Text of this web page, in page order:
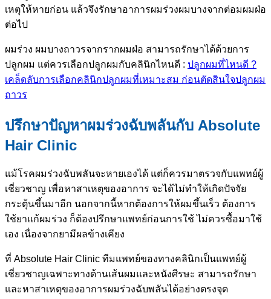
เหตุให้หายก่อน แล้วจึงรักษาอาการผมร่วงผมบางจากต่อมผมฝ่อ
ต่อไป
ผมร่วง ผมบางถาวรจากรากผมฝ่อ สามารถรักษาได้ด้วยการ
ปลูกผม แต่ควรเลือกปลูกผมกับคลินิกไหนดี : ปลูกผมที่ไหนดี ?
เคล็ดลับการเลือกคลินิกปลูกผมที่เหมาะสม ก่อนตัดสินใจปลูกผม
ถาวร
ปรึกษาปัญหาผมร่วงฉับพลันกับ Absolute
Hair Clinic
แม้โรคผมร่วงฉับพลันจะหายเองได้ แต่ก็ควรมาตรวจกับแพทย์ผู้
เชี่ยวชาญ เพื่อหาสาเหตุของอาการ จะได้ไม่ทำให้เกิดปัจจัย
กระตุ้นขึ้นมาอีก นอกจากนี้หากต้องการให้ผมขึ้นเร็ว ต้องการ
ใช้ยาแก้ผมร่วง ก็ต้องปรึกษาแพทย์ก่อนการใช้ ไม่ควรซื้อมาใช้
เอง เนื่องจากยามีผลข้างเคียง
ที่ Absolute Hair Clinic ทีมแพทย์ของทางคลินิกเป็นแพทย์ผู้
เชี่ยวชาญเฉพาะทางด้านเส้นผมและหนังศีรษะ สามารถรักษา
และหาสาเหตุของอาการผมร่วงฉับพลันได้อย่างตรงจุด